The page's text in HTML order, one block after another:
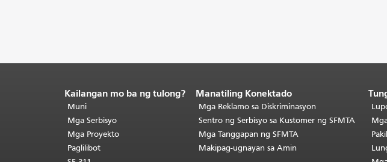
Katapusan
ng
nilalaman
ng
pahina.Ang
natitirang
Kailangan mo ba ng tulong?
Muni
Mga Serbisyo
Mga Proyekto
Paglilibot
Manatiling Konektado
Mga Reklamo sa Diskriminasyon
Sentro ng Serbisyo sa Kustomer ng SFMTA
Mga Tanggapan ng SFMTA
Makipag-ugnayan sa Amin